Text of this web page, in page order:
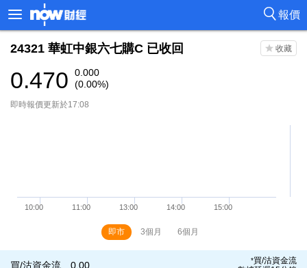
報價
24321 華虹中銀六七購C 已收回
0.470
0.000
(0.00%)
即時報價更新於17:08
即市 3個月 6個月
買/沽資金流 0.00 *買/沽資金流